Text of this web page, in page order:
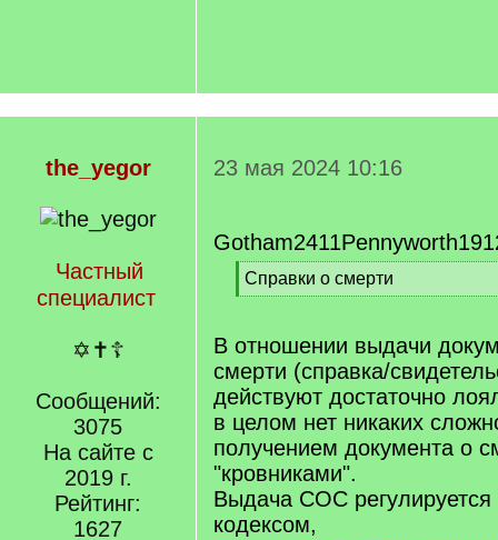
the_yegor
Частный
специалист
✡✝☦
Сообщений:
3075
На сайте с
2019 г.
Рейтинг:
1627
23 мая 2024 10:16
[
q
Справки о смерти
[
q
]
В отношении выдачи
смерти (справка/
действуют достаточно
в целом нет никаких
получением документа о
"кровниками".
Выдача СОС
кодексом,